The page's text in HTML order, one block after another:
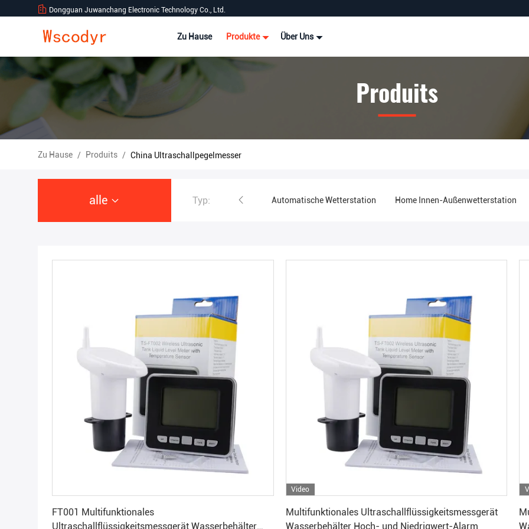
Dongguan Juwanchang Electronic Technology Co., Ltd.
Zu Hause Produkte Über Uns
Produits
Zu Hause / Produits / China Ultraschallpegelmesser
alle Typ:
Drahtlose Wetterstation Automatische Wetterstation Home Innen-Außenwetterstation
FT001 Multifunktionales
Ultraschallflüssigkeitsmessgerät Wasserbehälter
Video
Multifunktionales Ultraschallflüssigkeitsmessgerät
Wasserbehälter Hoch- und Niedrigwert-Alarm